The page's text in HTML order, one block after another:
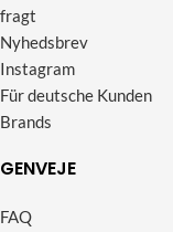
fragt
Nyhedsbrev
Instagram
Für deutsche Kunden
Brands
GENVEJE
FAQ